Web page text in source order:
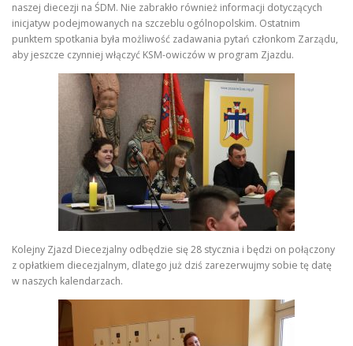
naszej diecezji na ŚDM. Nie zabrakło również informacji dotyczących
inicjatyw podejmowanych na szczeblu ogólnopolskim. Ostatnim
punktem spotkania była możliwość zadawania pytań członkom Zarządu,
aby jeszcze czynniej włączyć KSM-owiczów w program Zjazdu.
Kolejny Zjazd Diecezjalny odbędzie się 28 stycznia i będzi on połączony
z opłatkiem diecezjalnym, dlatego już dziś zarezerwujmy sobie tę datę
w naszych kalendarzach.